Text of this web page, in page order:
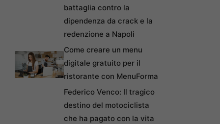
battaglia contro la
dipendenza da crack e la
redenzione a Napoli
Come creare un menu
digitale gratuito per il
ristorante con MenuForma
Federico Venco: Il tragico
destino del motociclista
che ha pagato con la vita